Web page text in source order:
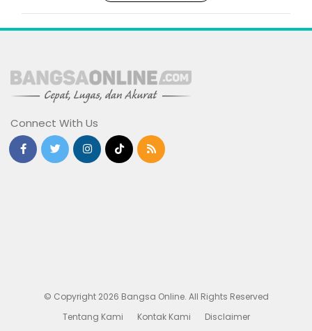
Connect With Us
© Copyright 2026 Bangsa Online. All Rights Reserved
Tentang Kami
Kontak Kami Disclaimer